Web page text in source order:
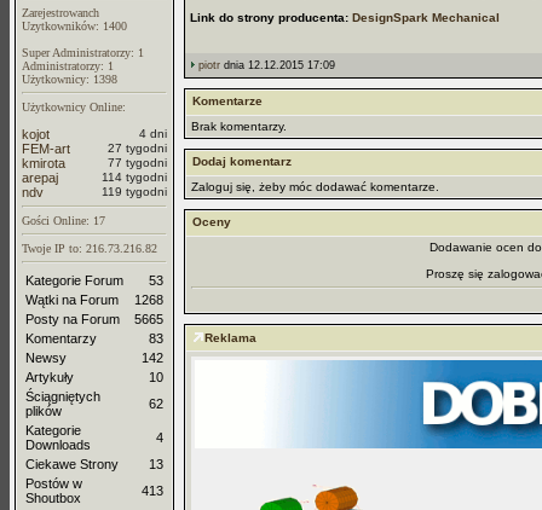
Zarejestrowanch
Uzytkowników: 1400
Super Administratorzy: 1
Administratorzy: 1
Użytkownicy: 1398
Użytkownicy Online:
kojot 4 dni
FEM-art 27 tygodni
kmirota 77 tygodni
arepaj 114 tygodni
ndv 119 tygodni
Gości Online: 17
Twoje IP to: 216.73.216.82
Kategorie Forum
53
Wątki na Forum
1268
Posty na Forum
5665
Komentarzy
83
Newsy
142
Artykuły
10
Ściągniętych
plików
62
Kategorie
Downloads
4
Ciekawe Strony
13
Postów w
Shoutbox
413
Link do strony producenta: DesignSpark Mechanical
piotr dnia 12.12.2015 17:09
Komentarze
Brak komentarzy.
Dodaj komentarz
Zaloguj się, żeby móc dodawać komentarze.
Oceny
Dodawanie ocen
Proszę się
Reklama